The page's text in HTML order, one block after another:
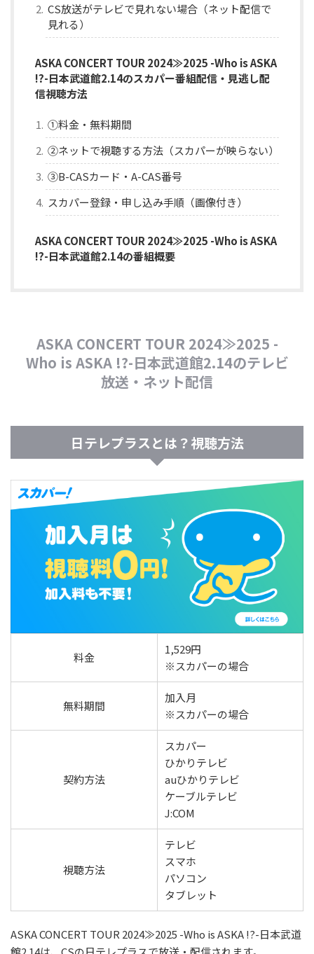
CS放送がテレビで見れない場合（ネット配信で
見れる）
ASKA CONCERT TOUR 2024≫2025 -Who is ASKA
!?-日本武道館2.14のスカパー番組配信・見逃し配
信視聴方法
①料金・無料期間
②ネットで視聴する方法（スカパーが映らない）
③B-CASカード・A-CAS番号
スカパー登録・申し込み手順（画像付き）
ASKA CONCERT TOUR 2024≫2025 -Who is ASKA
!?-日本武道館2.14の番組概要
ASKA CONCERT TOUR 2024≫2025 -
Who is ASKA !?-日本武道館2.14のテレビ
放送・ネット配信
日テレプラスとは？視聴方法
料金
1,529円
※スカパーの場合
無料期間
加入月
※スカパーの場合
契約方法
スカパー
ひかりテレビ
auひかりテレビ
ケーブルテレビ
J:COM
視聴方法
テレビ
スマホ
パソコン
タブレット
ASKA CONCERT TOUR 2024≫2025 -Who is ASKA !?-日本武道